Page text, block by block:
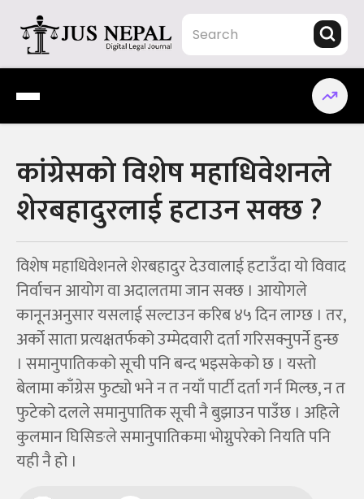
content
Jus Nepal | www.jusnepal.com
Digital Legal Journal
कांग्रेसको विशेष महाधिवेशनले
शेरबहादुरलाई हटाउन सक्छ ?
विशेष महाधिवेशनले शेरबहादुर देउवालाई हटाउँदा यो विवाद
निर्वाचन आयोग वा अदालतमा जान सक्छ । आयोगले
कानूनअनुसार यसलाई सल्टाउन करिब ४५ दिन लाग्छ । तर,
अर्को साता प्रत्यक्षतर्फको उम्मेदवारी दर्ता गरिसक्नुपर्ने हुन्छ
। समानुपातिकको सूची पनि बन्द भइसकेको छ । यस्तो
बेलामा काँग्रेस फुट्यो भने न त नयाँ पार्टी दर्ता गर्न मिल्छ, न त
फुटेको दलले समानुपातिक सूची नै बुझाउन पाउँछ । अहिले
कुलमान घिसिङले समानुपातिकमा भोग्नुपरेको नियति पनि
यही नै हो ।